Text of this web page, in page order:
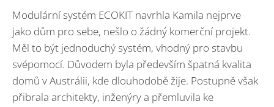
Modulární systém ECOKIT navrhla Kamila nejprve
jako dům pro sebe, nešlo o žádný komerční projekt.
Měl to být jednoduchý systém, vhodný pro stavbu
svépomocí. Důvodem byla především špatná kvalita
domů v Austrálii, kde dlouhodobě žije. Postupně však
přibrala architekty, inženýry a přemluvila ke